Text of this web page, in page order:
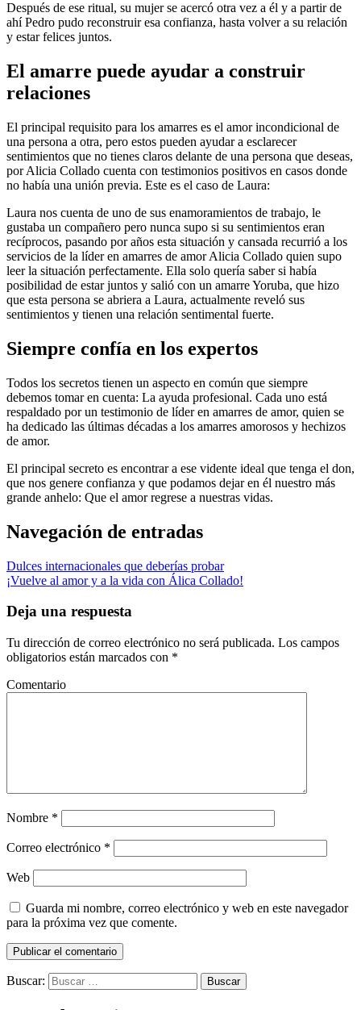
Después de ese ritual, su mujer se acercó otra vez a él y a partir de
ahí Pedro pudo reconstruir esa confianza, hasta volver a su relación
y estar felices juntos.
El amarre puede ayudar a construir
relaciones
El principal requisito para los amarres es el amor incondicional de
una persona a otra, pero estos pueden ayudar a esclarecer
sentimientos que no tienes claros delante de una persona que deseas,
por Alicia Collado cuenta con testimonios positivos en casos donde
no había una unión previa. Este es el caso de Laura:
Laura nos cuenta de uno de sus enamoramientos de trabajo, le
gustaba un compañero pero nunca supo si su sentimientos eran
recíprocos, pasando por años esta situación y cansada recurrió a los
servicios de la líder en amarres de amor Alicia Collado quien supo
leer la situación perfectamente. Ella solo quería saber si había
posibilidad de estar juntos y salió con un amarre Yoruba, que hizo
que esta persona se abriera a Laura, actualmente reveló sus
sentimientos y tienen una relación sentimental fuerte.
Siempre confía en los expertos
Todos los secretos tienen un aspecto en común que siempre
debemos tomar en cuenta: La ayuda profesional. Cada uno está
respaldado por un testimonio de líder en amarres de amor, quien se
ha dedicado las últimas décadas a los amarres amorosos y hechizos
de amor.
El principal secreto es encontrar a ese vidente ideal que tenga el don,
que nos genere confianza y que podamos dejar en él nuestro más
grande anhelo: Que el amor regrese a nuestras vidas.
Navegación de entradas
Dulces internacionales que deberías probar
¡Vuelve al amor y a la vida con Álica Collado!
Deja una respuesta
Tu dirección de correo electrónico no será publicada. Los campos
obligatorios están marcados con *
Comentario
Nombre *
Correo electrónico *
Web
Guarda mi nombre, correo electrónico y web en este navegador
para la próxima vez que comente.
Buscar: